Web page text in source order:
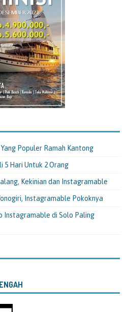
Populer Ramah Kantong
5 Hari Untuk 2 Orang
Kekinian dan Instagramable
Instagramable Pokoknya
Instagramable di Solo Paling